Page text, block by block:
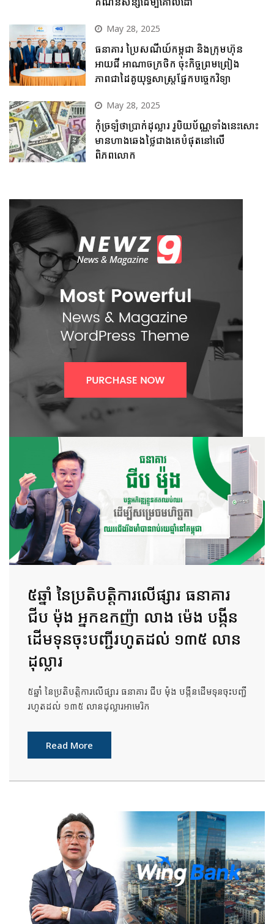
May 28, 2025
ធនាគារ ប្រៃសណីយ៍កម្ពុជា និងក្រុមហ៊ុន
អាយជី អាណាចក្រថិក ចុះកិច្ចព្រមព្រៀង
ភាពជាដៃគូយុទ្ធសាស្ត្រផ្នែកបច្ចេកវិទ្យា
May 28, 2025
កុំច្រឡំថាប្រាក់ដុល្លារ រូបិយប័ណ្ណទាំងនេះសោះ
មានហាងឆេងថ្លៃជាងគេបំផុតនៅលើ
ពិភពលោក
៥ឆ្នាំ នៃប្រតិបត្តិការលើផ្សារ ធនាគារ
ជីប ម៉ុង អ្នកឧកញ៉ា លាង ម៉េង បង្កីន
ដើមទុនចុះបញ្ជីរហូតដល់ ១៣៥ លាន
ដុល្លារ
៥ឆ្នាំ នៃប្រតិបត្តិការលើផ្សារ ធនាគារ ជីប ម៉ុង បង្កីនដើមទុនចុះបញ្ជី
រហូតដល់ ១៣៥ លានដុល្លារអាមេរិក
Read More